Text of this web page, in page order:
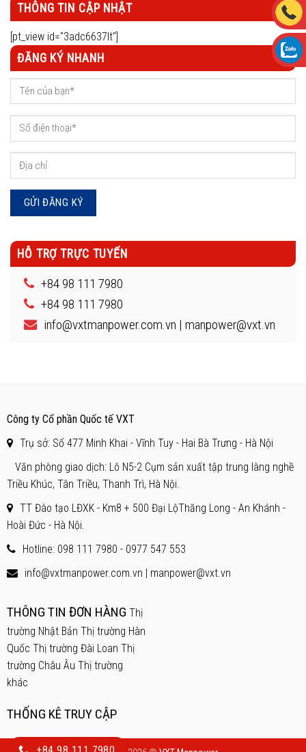
THÔNG TIN CẬP NHẬT
[pt_view id="3adc6637lt"]
ĐĂNG KÝ NHANH
HỖ TRỢ TRỰC TUYẾN
+84 98 111 7980
+84 98 111 7980
info@vxtmanpower.com.vn | manpower@vxt.vn
Công ty Cổ phần Quốc tế VXT
Trụ sở: Số 477 Minh Khai - Vĩnh Tuy - Hai Bà Trưng - Hà Nội
Văn phòng giao dịch: Lô N5-2 Cụm sản xuất tập trung làng nghề
Triều Khúc, Tân Triều, Thanh Trì, Hà Nội.
TT Đào tạo LĐXK - Km8 + 500 Đại LộThăng Long - An Khánh -
Hoài Đức - Hà Nội.
Hotline: 098 111 7980 - 0977 547 553
info@vxtmanpower.com.vn | manpower@vxt.vn
THÔNG TIN ĐƠN HÀNG Thị
trường Nhật Bản Thị trường Hàn
Quốc Thị trường Đài Loan Thị
trường Châu Âu Thị trường
khác
THỐNG KÊ TRUY CẬP